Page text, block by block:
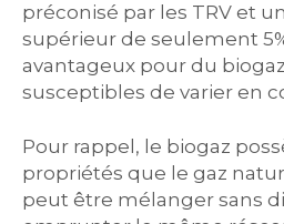
préconisé par les TRV et
supérieur de seulement
avantageux pour du
susceptibles de varier en
Pour rappel, le biogaz
propriétés que le gaz
peut être mélanger sans